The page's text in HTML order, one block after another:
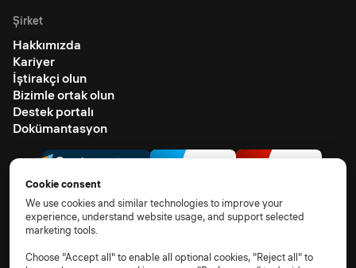
Şirket
Hakkımızda
Kariyer
İştirakçi olun
Bizimle ortak olun
Destek portalı
Dokümantasyon
Kullanım KoşullarıPrivacy noticeTOMDPAAlt işlemciler
Cookie consent
We use cookies and similar technologies to improve your
experience, understand website usage, and support selected
marketing tools.
Choose "Accept all" to enable all optional cookies, "Reject all" to